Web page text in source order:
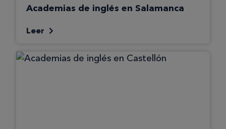
Academias de inglés en Salamanca
Leer